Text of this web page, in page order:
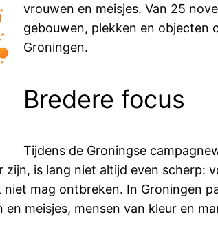
vrouwen en meisjes. Van 25
gebouwen, plekken en objecten
Groningen.
Bredere focus
Tijdens de Groningse
is lang niet altijd even
mag ontbreken. In Groningen
meisjes, mensen van kleur en